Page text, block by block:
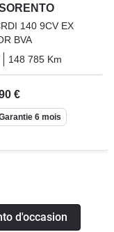
140 9CV EX
BVA
148 785 Km
€
6 mois
d'occasion